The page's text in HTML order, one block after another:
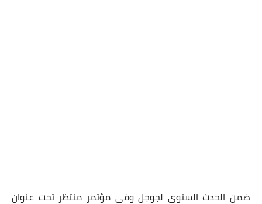
ضمن الحدث السنوي لجوجل وفي مؤتمر منتظر تحت عنوان